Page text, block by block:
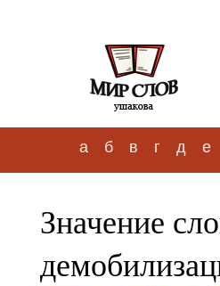
а б в г д е
Значение